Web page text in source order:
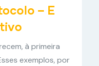
– E
à primeira
exemplos, por